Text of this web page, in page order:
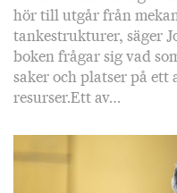
hör till utgår från
tankestrukturer, säger
boken frågar sig vad
saker och platser på ett
resurser.Ett av…